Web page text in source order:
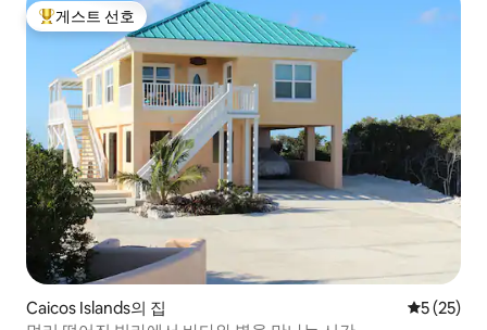
상위 게스트 선호
게스트 선호
Caicos Islands의 집 평점 5점
5 (25)